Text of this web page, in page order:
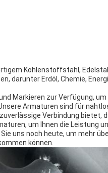
Kohlenstoffstahl,
darunter Erdöl, Chemie,
Markieren zur Verfügung,
Armaturen sind für
Verbindung bietet,
um Ihnen die Leistung
uns noch heute, um mehr
können.